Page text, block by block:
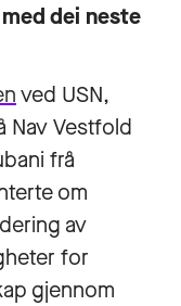
dei neste
ved USN,
Nav Vestfold
frå
om
av
for
gjennom